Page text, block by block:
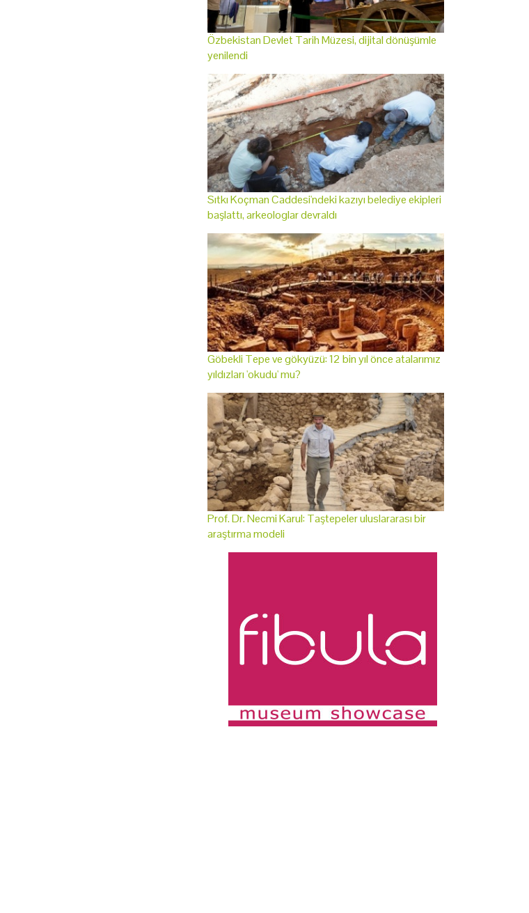
Özbekistan Devlet Tarih Müzesi, dijital dönüşümle
yenilendi
Sıtkı Koçman Caddesi'ndeki kazıyı belediye ekipleri
başlattı, arkeologlar devraldı
Göbekli Tepe ve gökyüzü: 12 bin yıl önce atalarımız
yıldızları 'okudu' mu?
Prof. Dr. Necmi Karul: Taştepeler uluslararası bir
araştırma modeli